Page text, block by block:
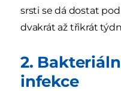
srsti se dá dostat
dvakrát až třikrát
2.
infekce